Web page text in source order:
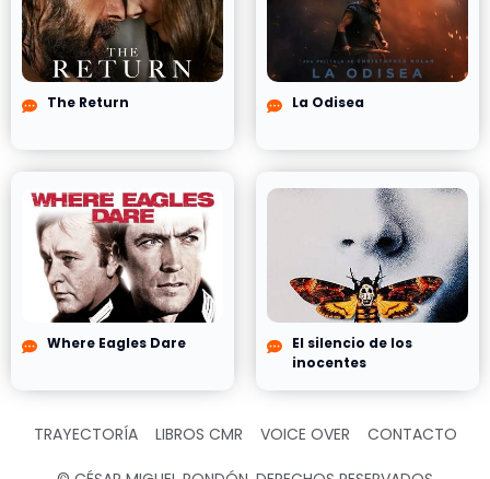
The Return La Odisea
Where Eagles Dare
El silencio de los
inocentes
TRAYECTORÍA LIBROS CMR VOICE OVER CONTACTO